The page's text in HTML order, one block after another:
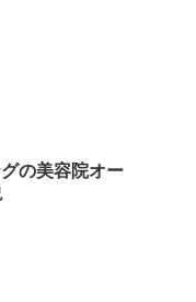
の美容院オー